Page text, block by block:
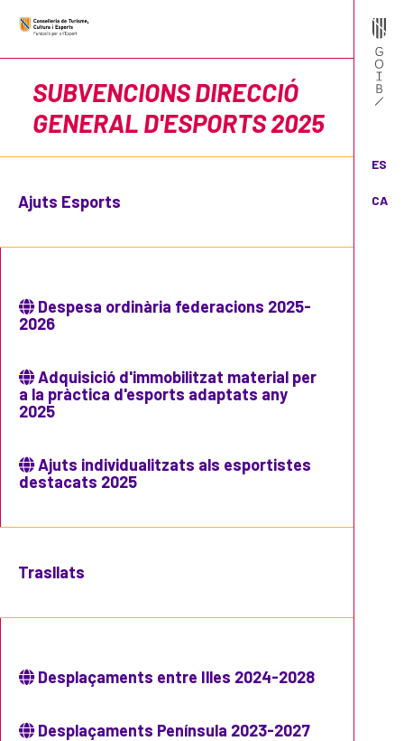
ES
CA
SUBVENCIONS DIRECCIÓ
GENERAL D'ESPORTS 2025
Ajuts Esports
Despesa ordinària federacions 2025-
2026
Adquisició d'immobilitzat material per
a la pràctica d'esports adaptats any
2025
Ajuts individualitzats als esportistes
destacats 2025
Trasllats
Desplaçaments entre Illes 2024-2028
Desplaçaments Península 2023-2027